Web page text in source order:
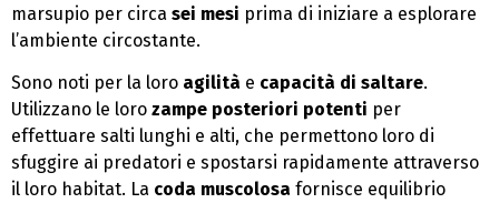
marsupio per circa sei mesi prima di iniziare a esplorare
l’ambiente circostante.
Sono noti per la loro agilità e capacità di saltare.
Utilizzano le loro zampe posteriori potenti per
effettuare salti lunghi e alti, che permettono loro di
sfuggire ai predatori e spostarsi rapidamente attraverso
il loro habitat. La coda muscolosa fornisce equilibrio